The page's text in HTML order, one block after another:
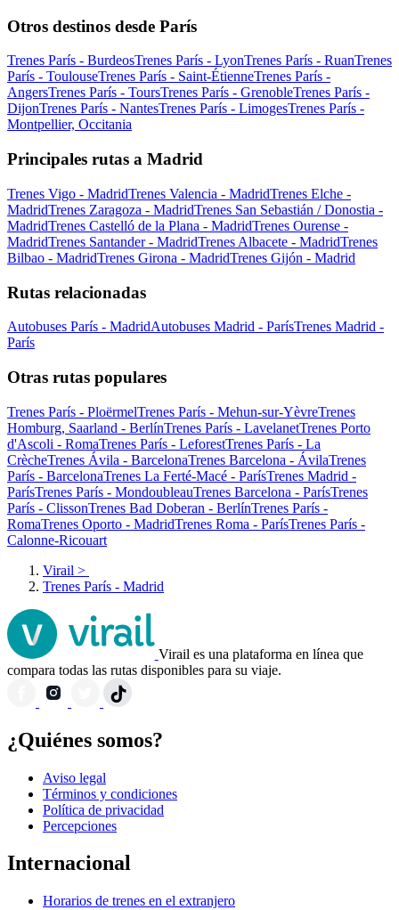
Otros destinos desde París
Trenes París - BurdeosTrenes París - LyonTrenes París - RuanTrenes
París - ToulouseTrenes París - Saint-ÉtienneTrenes París -
AngersTrenes París - ToursTrenes París - GrenobleTrenes París -
DijonTrenes París - NantesTrenes París - LimogesTrenes París -
Montpellier, Occitania
Principales rutas a Madrid
Trenes Vigo - MadridTrenes Valencia - MadridTrenes Elche -
MadridTrenes Zaragoza - MadridTrenes San Sebastián / Donostia -
MadridTrenes Castelló de la Plana - MadridTrenes Ourense -
MadridTrenes Santander - MadridTrenes Albacete - MadridTrenes
Bilbao - MadridTrenes Girona - MadridTrenes Gijón - Madrid
Rutas relacionadas
Autobuses París - MadridAutobuses Madrid - ParísTrenes Madrid -
París
Otras rutas populares
Trenes París - PloërmelTrenes París - Mehun-sur-YèvreTrenes
Homburg, Saarland - BerlínTrenes París - LavelanetTrenes Porto
d'Ascoli - RomaTrenes París - LeforestTrenes París - La
CrècheTrenes Ávila - BarcelonaTrenes Barcelona - ÁvilaTrenes
París - BarcelonaTrenes La Ferté-Macé - ParísTrenes Madrid -
ParísTrenes París - MondoubleauTrenes Barcelona - ParísTrenes
París - ClissonTrenes Bad Doberan - BerlínTrenes París -
RomaTrenes Oporto - MadridTrenes Roma - ParísTrenes París -
Calonne-Ricouart
Virail >
Trenes París - Madrid
Virail es una plataforma en línea que
compara todas las rutas disponibles para su viaje.
¿Quiénes somos?
Aviso legal
Términos y condiciones
Política de privacidad
Percepciones
Internacional
Horarios de trenes en el extranjero